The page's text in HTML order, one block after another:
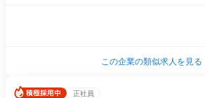
この企業の類似求人を見る
正社員